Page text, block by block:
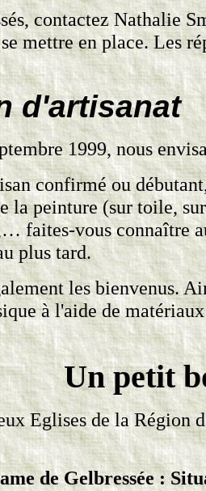
contactez Nathalie
mettre en place. Les
d'artisanat
1999, nous
confirmé ou
la peinture (sur toile,
faites-vous connaître
plus tard.
les bienvenus.
à l'aide de
Un petit
Eglises de la Région
de Gelbressée :